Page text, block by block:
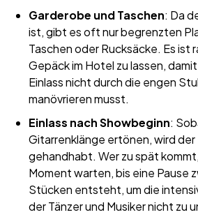
Garderobe und Taschen: Da
ist, gibt es oft nur begrenzten
Taschen oder Rucksäcke. Es ist
Gepäck im Hotel zu lassen,
Einlass nicht durch die engen
manövrieren musst.
Einlass nach Showbeginn:
Gitarrenklänge ertönen, wird der
gehandhabt. Wer zu spät
Moment warten, bis eine Pause
Stücken entsteht, um die
der Tänzer und Musiker nicht zu